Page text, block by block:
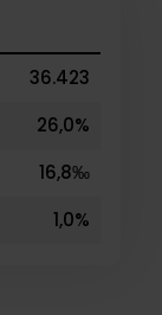
36.423
26,0%
16,8‰
1,0%